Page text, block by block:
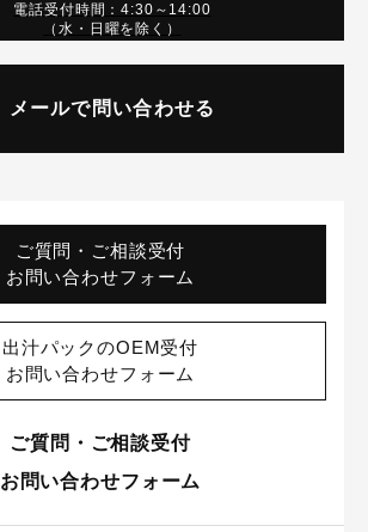
電話受付時間：4:30～14:00
（水・日曜を除く）
メールで問い合わせる
ご質問・ご相談受付
お問い合わせフォーム
出汁パックのOEM受付
お問い合わせフォーム
ご質問・ご相談受付
お問い合わせフォーム